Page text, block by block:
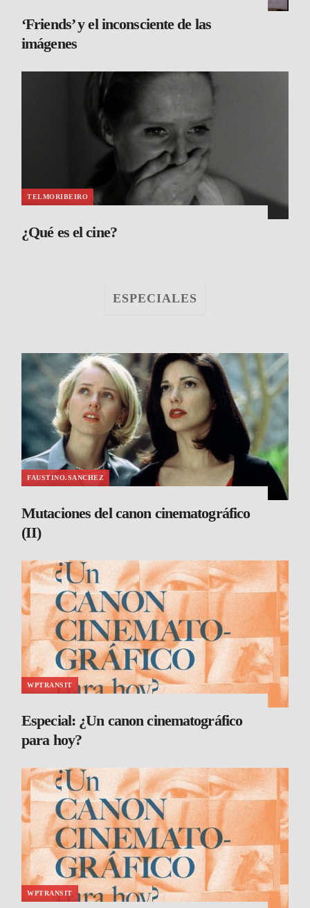
‘Friends’ y el inconsciente de las
imágenes
TELMORIBEIRO
¿Qué es el cine?
ESPECIALES
FAUSTINO.SANCHEZ
Mutaciones del canon cinematográfico
(II)
WPTRANSIT
Especial: ¿Un canon cinematográfico
para hoy?
WPTRANSIT